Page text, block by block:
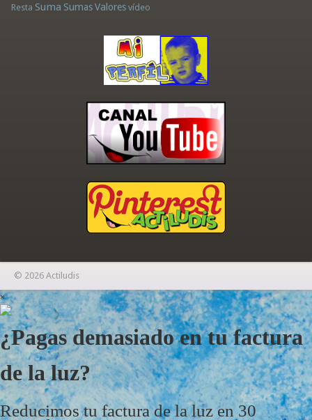
Resta Suma Sumas Valores vídeo
© 2026 Actiludis
×
¿Pagas demasiado en tu factura
de la luz?
Reducimos tu factura de la luz en 30